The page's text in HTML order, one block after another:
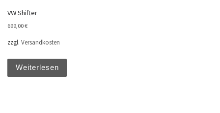
VW Shifter
699,00€
zzgl. Versandkosten
Weiterlesen